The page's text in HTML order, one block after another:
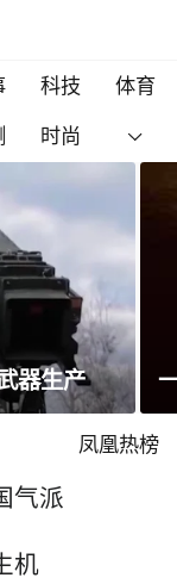
科技
体育
时尚
凤凰热榜
气派
机